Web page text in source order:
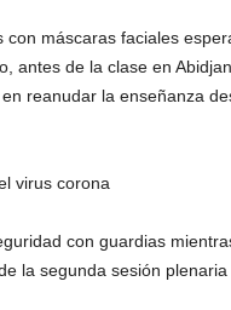
con máscaras faciales
antes de la clase en
reanudar la enseñanza
virus corona
con guardias
la segunda sesión